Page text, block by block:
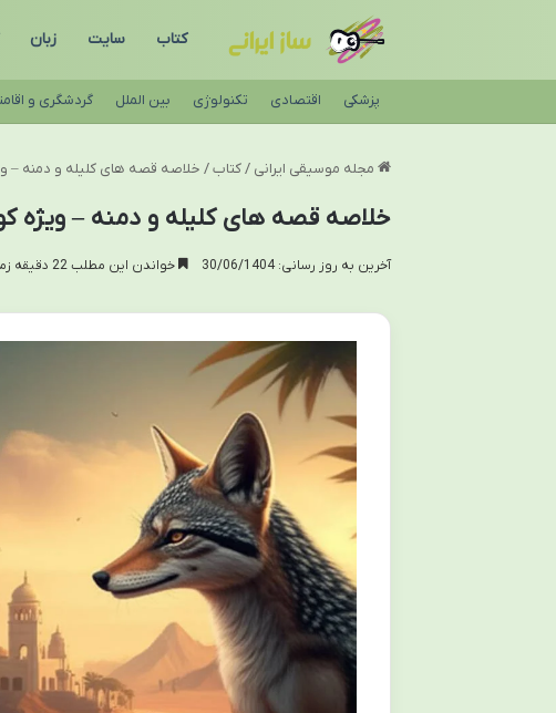
کتاب سایت زبان
پزشکی اقتصادی تکنولوژی بین الملل گردشگری و
مجله موسیقی ایرانی / کتاب / خلاصه قصه های کلیله و دمنه –
خلاصه قصه های کلیله و دمنه – ویژه
آخرین به روز رسانی: 30/06/1404 خواندن این مطلب 22 دقیقه زمان میبرد